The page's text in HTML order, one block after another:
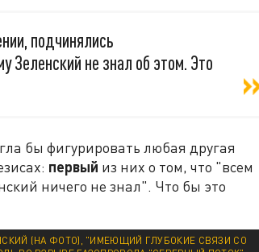
подчинялись
Зеленский не знал об этом. Это
бы фигурировать любая другая
первый из них о том, что "всем
ничего не знал". Что бы это
(НА ФОТО), "ИМЕЮЩИЙ ГЛУБОКИЕ СВЯЗИ СО